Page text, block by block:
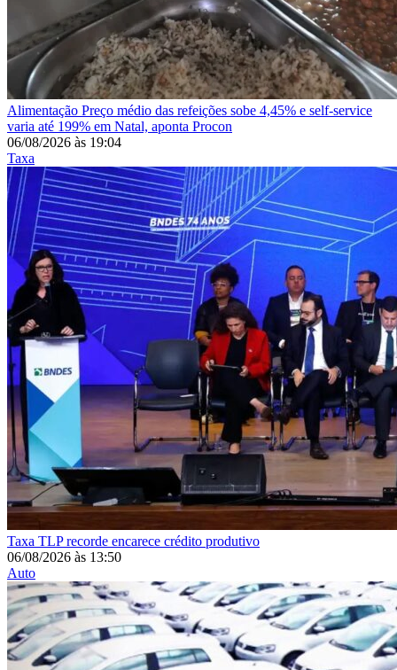
Alimentação Preço médio das refeições sobe 4,45% e self-service
varia até 199% em Natal, aponta Procon
06/08/2026 às 19:04
Taxa
Taxa TLP recorde encarece crédito produtivo
06/08/2026 às 13:50
Auto